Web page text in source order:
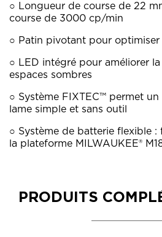
○ Longueur de course de 22
course de 3000 cp/min
○ Patin pivotant pour
○ LED intégré pour améliorer
espaces sombres
○ Système FIXTEC™ permet
lame simple et sans outil
○ Système de batterie flexible
la plateforme MILWAUKEE®
PRODUITS